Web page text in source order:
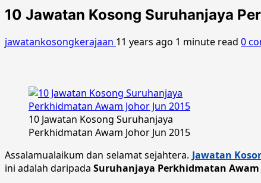
10 Jawatan Kosong Suruhanjaya
jawatankosongkerajaan 11 years ago 1 minute read 0
10 Jawatan Kosong Suruhanjaya
Perkhidmatan Awam Johor Jun 2015
Assalamualaikum dan selamat sejahtera. Jawatan
ini adalah daripada Suruhanjaya Perkhidmatan Awam